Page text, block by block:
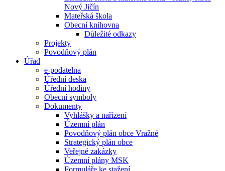
Nový Jičín
Mateřská škola
Obecní knihovna
Důležité odkazy
Projekty
Povodňový plán
Úřad
e-podatelna
Úřední deska
Úřední hodiny
Obecní symboly
Dokumenty
Vyhlášky a nařízení
Územní plán
Povodňový plán obce Vražné
Strategický plán obce
Veřejné zakázky
Územní plány MSK
Formuláře ke stažení